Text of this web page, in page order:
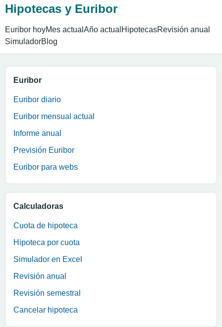
Hipotecas y Euribor
Euribor hoyMes actual Año actual HipotecasRevisión anual
SimuladorBlog
Euribor
Euribor diario
Euribor mensual actual
Informe anual
Previsión Euribor
Euribor para webs
Calculadoras
Cuota de hipoteca
Hipoteca por cuota
Simulador en Excel
Revisión anual
Revisión semestral
Cancelar hipoteca